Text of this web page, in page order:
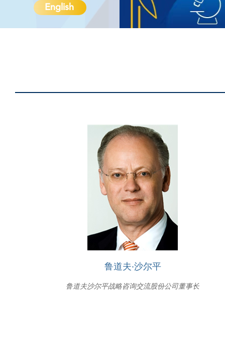
English
鲁道夫·沙尔平
鲁道夫沙尔平战略咨询交流股份公司董事长